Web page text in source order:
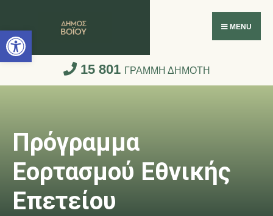
Ανοίξτε τη γραμμή εργαλείων
MENU
15 801 ΓΡΑΜΜΗ ΔΗΜΟΤΗ
Πρόγραμμα
Εορτασμού Εθνικής
Επετείου